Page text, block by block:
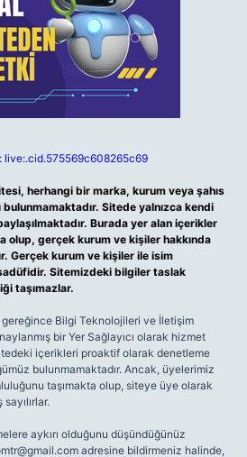
live:.cid.575569c608265c69
herhangi bir marka, kurum veya şahıs
Sitede yalnızca kendi
Burada yer alan içerikler
olup, gerçek kurum ve kişiler hakkında
Gerçek kurum ve kişiler ile isim
Sitemizdeki bilgiler taslak
taşımazlar.
gereğince Bilgi Teknolojileri ve İletişim
bir Yer Sağlayıcı olarak hizmet
içerikleri proaktif olarak denetleme
bulunmamaktadır. Ancak, üyelerimiz
taşımakta olup, siteye üye olarak
aykırı olduğunu düşündüğünüz
adresine bildirmeniz halinde,